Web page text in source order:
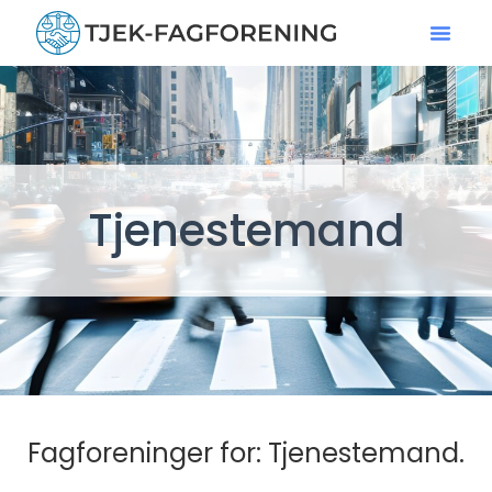
Tjenestemand
Fagforeninger for: Tjenestemand.